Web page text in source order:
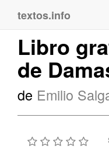
textos.info
Libro
de
de Emilio